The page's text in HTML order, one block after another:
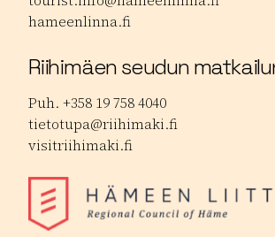
hameenlinna.fi
Riihimäen seudun
Puh. +358 19 758 4040
tietotupa@riihimaki.fi
visitriihimaki.fi